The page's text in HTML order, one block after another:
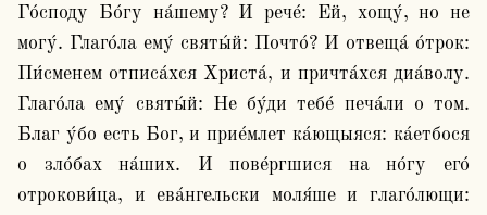
Го́споду Бо́гу на́шему? И рече́: Ей, хощу́, но не
могу́. Глаго́ла ему́ святы́й: Почто́? И отвеща́ о́трок:
Пи́сменем отписа́хся Христа́, и причта́хся диа́волу.
Глаго́ла ему́ святы́й: Не бу́ди тебе́ печа́ли о том.
Благ у́бо есть Бог, и прие́млет ка́ющыяся: ка́етбося
о зло́бах на́ших. И пове́ргшися на но́гу его́
отрокови́ца, и ева́нгельски моля́ше и глаго́лющи: